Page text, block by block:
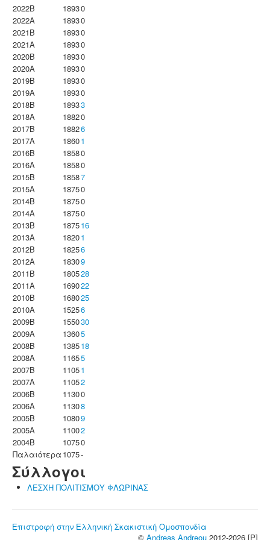
2022B
18930
2022A
18930
2021B
18930
2021A
18930
2020B
18930
2020A
18930
2019B
18930
2019A
18930
2018B
18933
2018A
18820
2017B
18826
2017A
18601
2016B
18580
2016A
18580
2015B
18587
2015A
18750
2014B
18750
2014A
18750
2013B
187516
2013A
18201
2012B
18256
2012A
18309
2011B
180528
2011A
169022
2010B
168025
2010A
15256
2009B
155030
2009A
13605
2008B
138518
2008A
11655
2007B
11051
2007A
11052
2006B
11300
2006A
11308
2005B
10809
2005A
11002
2004B
10750
Παλαιότερα 1075-
Σύλλογοι
ΛΕΣΧΗ ΠΟΛΙΤΙΣΜΟΥ ΦΛΩΡΙΝΑΣ
Επιστροφή στην Ελληνική Σκακιστική Ομοσπονδία
© Andreas Andreou 2012-2026 [P]